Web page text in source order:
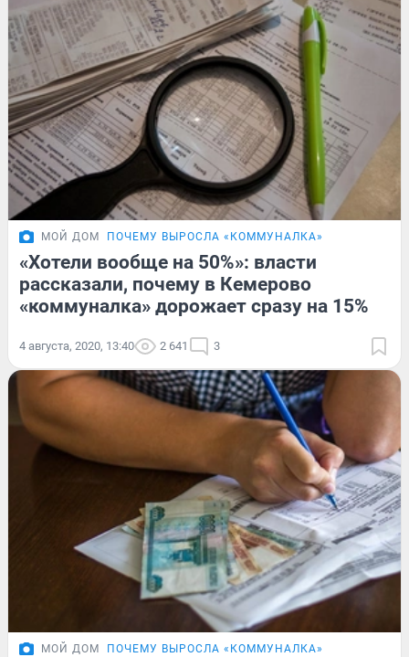
МОЙ ДОМ ПОЧЕМУ ВЫРОСЛА «КОММУНАЛКА»
«Хотели вообще на 50%»: власти
рассказали, почему в Кемерово
«коммуналка» дорожает сразу на 15%
4 августа, 2020, 13:40 2 641 3
МОЙ ДОМ ПОЧЕМУ ВЫРОСЛА «КОММУНАЛКА»